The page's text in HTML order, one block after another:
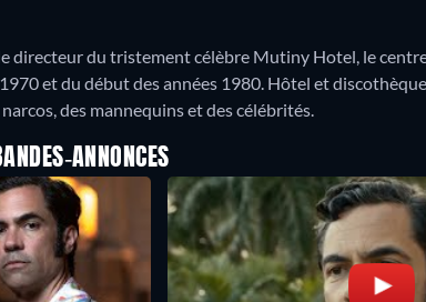
directeur du tristement célèbre Mutiny Hotel, le centre
et du début des années 1980. Hôtel et
des mannequins et des célébrités.
ANNONCES